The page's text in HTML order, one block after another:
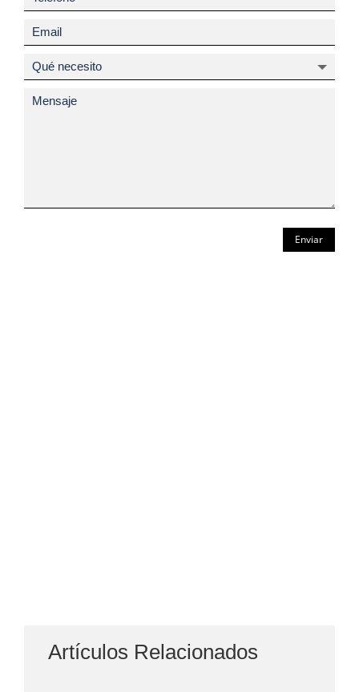
Enviar
Artículos Relacionados